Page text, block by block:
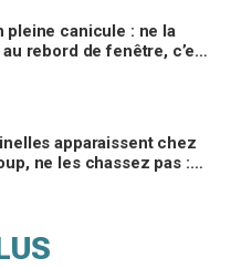
pleine canicule : ne la
rebord de fenêtre, c’est
apparaissent chez
ne les chassez pas :